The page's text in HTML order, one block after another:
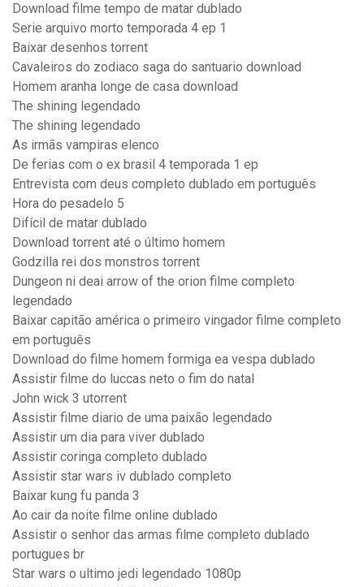
Download filme tempo de matar dublado
Serie arquivo morto temporada 4 ep 1
Baixar desenhos torrent
Cavaleiros do zodiaco saga do santuario download
Homem aranha longe de casa download
The shining legendado
The shining legendado
As irmãs vampiras elenco
De ferias com o ex brasil 4 temporada 1 ep
Entrevista com deus completo dublado em português
Hora do pesadelo 5
Difícil de matar dublado
Download torrent até o último homem
Godzilla rei dos monstros torrent
Dungeon ni deai arrow of the orion filme completo
legendado
Baixar capitão américa o primeiro vingador filme completo
em português
Download do filme homem formiga ea vespa dublado
Assistir filme do luccas neto o fim do natal
John wick 3 utorrent
Assistir filme diario de uma paixão legendado
Assistir um dia para viver dublado
Assistir coringa completo dublado
Assistir star wars iv dublado completo
Baixar kung fu panda 3
Ao cair da noite filme online dublado
Assistir o senhor das armas filme completo dublado
portugues br
Star wars o ultimo jedi legendado 1080p